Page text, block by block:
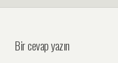
Bir cevap yazın